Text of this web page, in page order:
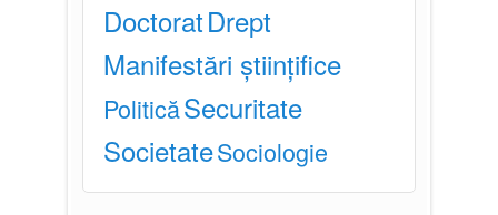
DoctoratDrept
Manifestări științifice
PoliticăSecuritate
SocietateSociologie